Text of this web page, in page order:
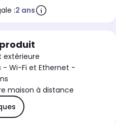
:2 ans
extérieure
- Wi-Fi et Ethernet -
maison à distance